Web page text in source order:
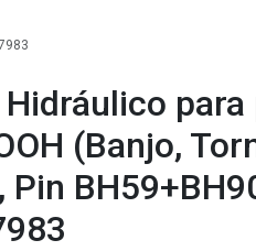
Hidráulico para
(Banjo,
Pin